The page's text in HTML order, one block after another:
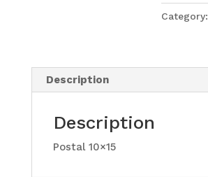
Category:
Description
Description
Postal 10×15